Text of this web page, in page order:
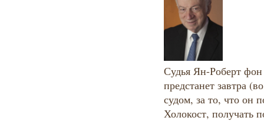
Судья Ян-Роберт фон
предстанет завтра
судом, за то, что он
Холокост, получать